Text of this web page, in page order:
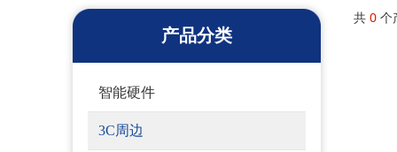
共 0 个
产品分类
智能硬件
3C周边